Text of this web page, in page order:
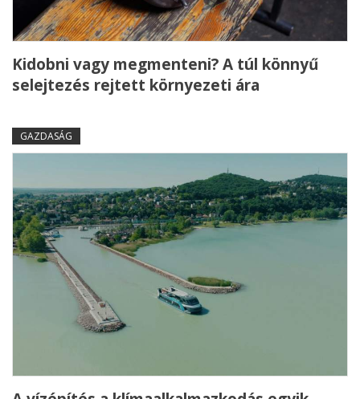
Kidobni vagy megmenteni? A túl könnyű
selejtezés rejtett környezeti ára
GAZDASÁG